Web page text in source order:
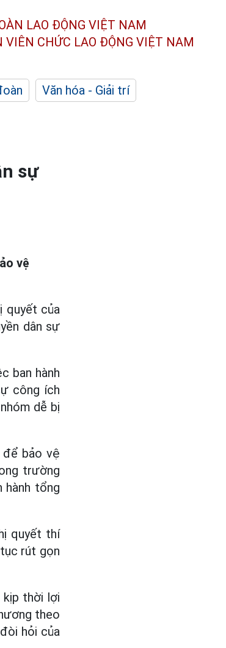
LAO ĐỘNG VIỆT NAM
VIÊN CHỨC LAO ĐỘNG VIỆT NAM
Văn hóa - Giải trí
sự
vệ
quyết của
dân sự
ban hành
công ích
dễ bị
để bảo vệ
trường
tổng
quyết thí
rút gọn
kịp thời lợi
theo
hỏi của